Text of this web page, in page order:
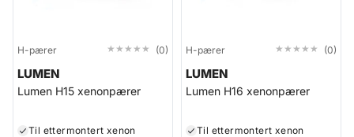
H-pærer ★★★★★
★★★★★ (0)
LUMEN
Lumen H15 xenonpærer
Til ettermontert xenon
H-pærer ★★★★★
★★★★★ (0)
LUMEN
Lumen H16 xenonpærer
Til ettermontert xenon